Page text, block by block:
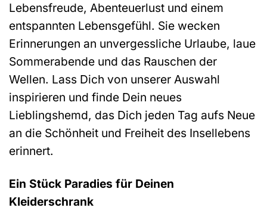
Lebensfreude, Abenteuerlust und einem
entspannten Lebensgefühl. Sie wecken
Erinnerungen an unvergessliche Urlaube, laue
Sommerabende und das Rauschen der
Wellen. Lass Dich von unserer Auswahl
inspirieren und finde Dein neues
Lieblingshemd, das Dich jeden Tag aufs Neue
an die Schönheit und Freiheit des Insellebens
erinnert.
Ein Stück Paradies für Deinen
Kleiderschrank